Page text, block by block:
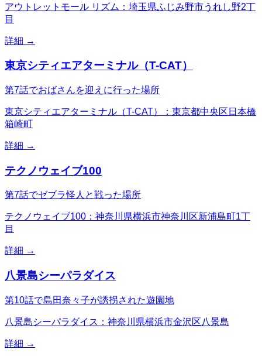
アウトレットモール リズム：埼玉県ふじみ野市うれし野2丁
目
詳細 →
東京シティエアターミナル（T-CAT）
第7話でおばさんを迎えに行った場所
東京シティエアターミナル（T-CAT）：東京都中央区日本橋
箱崎町
詳細 →
テクノウェイブ100
第7話でゼブラ怪人と戦った場所
テクノウェイブ100：神奈川県横浜市神奈川区新浦島町1丁
目
詳細 →
八景島シーパラダイス
第10話で島田奈々子が誘拐された遊園地
八景島シーパラダイス：神奈川県横浜市金沢区八景島
詳細 →